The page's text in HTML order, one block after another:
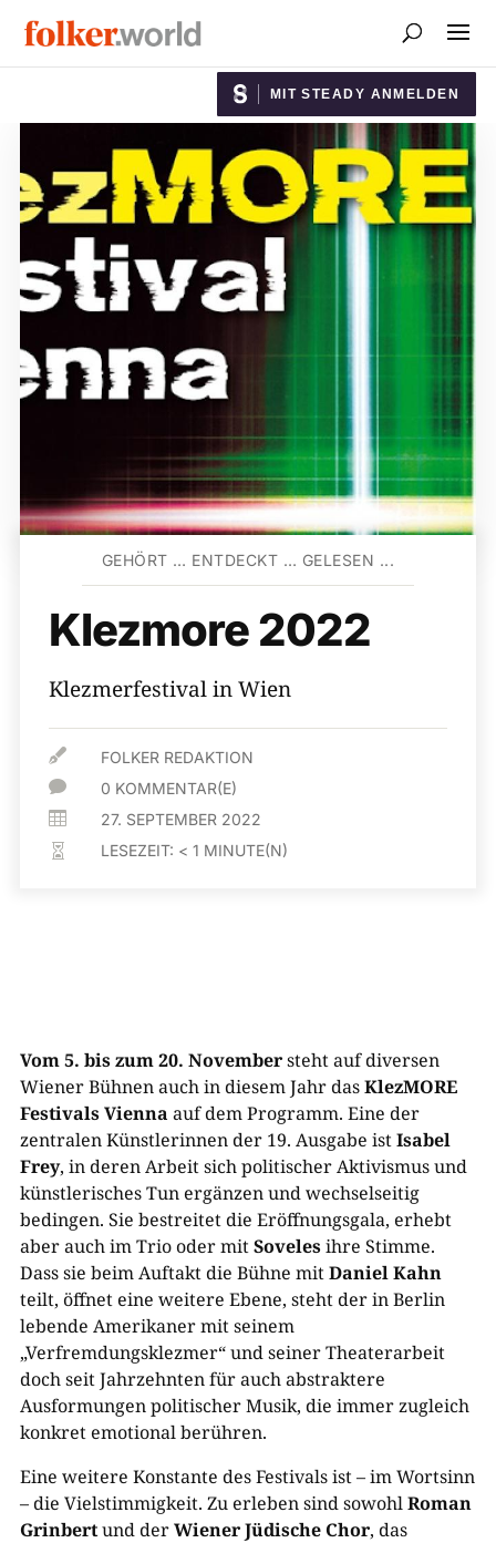
MIT STEADY ANMELDEN
GEHÖRT … ENTDECKT … GELESEN ...
Klezmore 2022
Klezmerfestival in Wien
 FOLKER REDAKTION
 0 KOMMENTAR(E)
 27. SEPTEMBER 2022
 LESEZEIT: < 1 MINUTE(N)
Vom 5. bis zum 20. Novembersteht auf diversen
Wiener Bühnen auch in diesem Jahr dasKlezMORE
Festivals Vienna auf dem Programm. Eine der
zentralen Künstlerinnen der 19. Ausgabe istIsabel
Frey, in deren Arbeit sich politischer Aktivismus und
künstlerisches Tun ergänzen und wechselseitig
bedingen. Sie bestreitet die Eröffnungsgala, erhebt
aber auch im Trio oder mitSovelesihre Stimme.
Dass sie beim Auftakt die Bühne mitDaniel Kahn
teilt, öffnet eine weitere Ebene, steht der in Berlin
lebende Amerikaner mit seinem
„Verfremdungsklezmer“ und seiner Theaterarbeit
doch seit Jahrzehnten für auch abstraktere
Ausformungen politischer Musik, die immer zugleich
konkret emotional berühren.
Eine weitere Konstante des Festivals ist – im Wortsinn
– die Vielstimmigkeit. Zu erleben sind sowohlRoman
Grinbertund derWiener Jüdische Chor, das